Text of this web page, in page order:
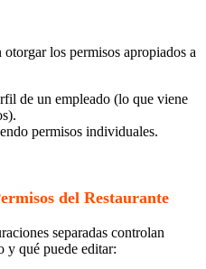
los permisos apropiados a
de un empleado (lo que viene
permisos individuales.
del Restaurante
separadas controlan
y qué puede editar: